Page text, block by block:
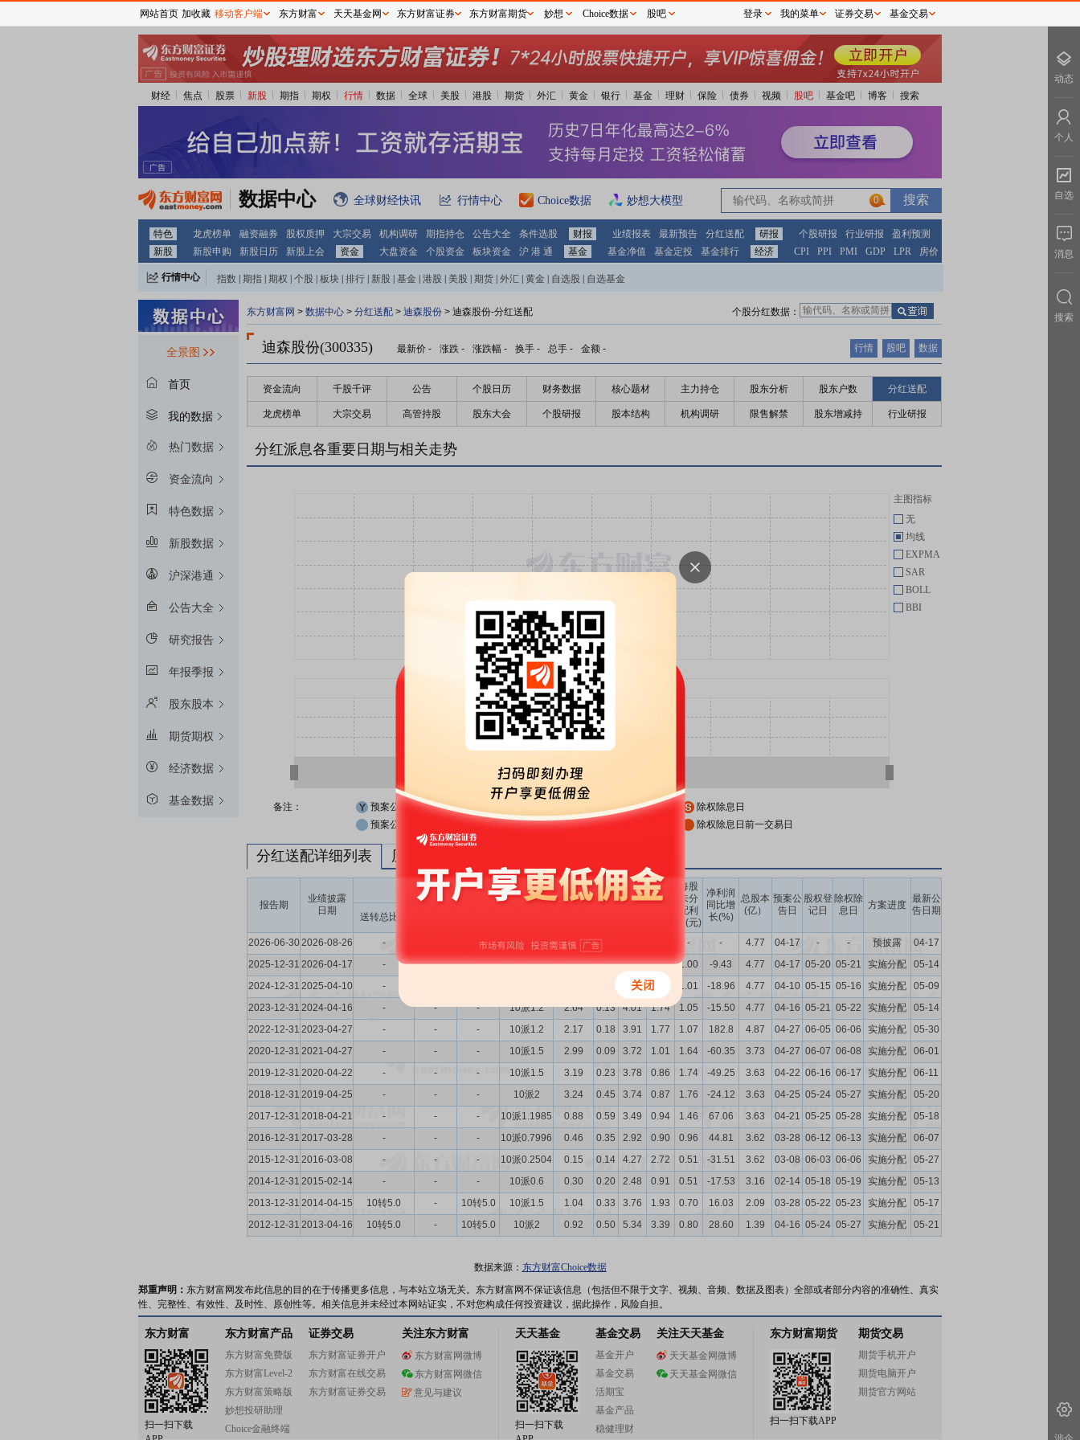
财经 焦点 股票 新股 期指 期权 行情 数据 全球 美股 港股 期货 外汇 黄金 银行 基金 理财 保险 债券 视频 股吧 基金吧 博客 搜索
数据中心 全球财经快讯 行情中心 Choice数据 妙想大模型 0
特色 龙虎榜单 融资融券 股权质押 大宗交易 机构调研 期指持仓 公告大全 条件选股 财报 业绩报表 最新预告 分红送配 研报 个股研报 行业研报
盈利预测
新股
新股申购 新股日历 新股上会 资金 大盘资金 个股资金 板块资金 沪 港 通 基金 基金净值 基金定投 基金排行 经济 CPI PPI PMI GDP LPR 房价
行情中心 指数 期指 期权 个股 板块 排行 新股 基金 港股 美股 期货 外汇 黄金 自选股 自选基金
全景图
首页
我的数据
热门数据
资金流向
特色数据
新股数据
沪深港通
公告大全
研究报告
年报季报
股东股本
期货期权
经济数据
基金数据
东方财富网 > 数据中心 > 分红送配 > 迪森股份 > 迪森股份-分红送配 个股分红数据：
迪森股份(300335) 最新价 - 涨跌 - 涨跌幅 - 换手 - 总手 - 金额 - 行情 股吧 数据
资金流向 千股千评 公告 个股日历 财务数据 核心题材 主力持仓 股东分析 股东户数 分红送配
龙虎榜单 大宗交易 高管持股 股东大会 个股研报 股本结构 机构调研 限售解禁 股东增减持 行业研报
分红派息各重要日期与相关走势
主图指标
无
均线
EXPMA
SAR
BOLL
BBI
备注： 预案公布日
除权除息日
预案公布日前一交易日
股权登记日前一交易日 除权除息日前一交易日
分红送配详细列表 历次分红派息与涨跌幅表现
报告期
业绩披露
日期
送转股份 现金分红
每股
收益
每股
净资
每股
每股
未分
配利
润(元)
净利润
同比增
长(%)
总股本
(亿）
预案公
告日
股权登
记日
除权除
息日
方案进度
最新公
告日期
送转总比例
2026-06-302026-08-26 - - - - - 4.77 04-17 - - 预披露
04-17
2025-12-31 2026-04-17 - - - 10派1 1.52 0.09 4.01 1.77 1.00 -9.43 4.77 04-17 05-20 05-21 实施分配
05-14
2024-12-31 2025-04-10 - 0.10 4.03 1.77 1.01 -18.96 4.77 04-10 05-15 05-16 实施分配
05-09
2023-12-31 2024-04-16 - - - 10派1.2 2.64 0.13 4.01 1.74 1.05 -15.50 4.77 04-16 05-21 05-22 实施分配
05-14
2022-12-31 2023-04-27 - - - 10派1.2 2.17 0.18 3.91 1.77 1.07 182.8 4.87 04-27 06-05 06-06 实施分配
05-30
2020-12-31 2021-04-27 - - - 10派1.5 2.99 0.09 3.72 1.01 1.64 -60.35 3.73 04-27 06-07 06-08 实施分配
06-01
2019-12-31 2020-04-22 - - - 10派1.5 3.19 0.23 3.78 0.86 1.74 -49.25 3.63 04-22 06-16 06-17 实施分配
06-11
2018-12-31 2019-04-25 - - - 10派2 3.24 0.45 3.74 0.87 1.76 -24.12 3.63 04-25 05-24 05-27 实施分配
05-20
2017-12-31 2018-04-21 - - - 10派1.1985 0.88 0.59 3.49 0.94 1.46 67.06 3.63 04-21 05-25 05-28 实施分配
05-18
2016-12-31 2017-03-28 - - - 10派0.7996 0.46 0.35 2.92 0.90 0.96 44.81 3.62 03-28 06-12 06-13 实施分配
06-07
2015-12-31 2016-03-08 - - - 10派0.2504 0.15 0.14 4.27 2.72 0.51 -31.51 3.62 03-08 06-03 06-06 实施分配
05-27
2014-12-31 2015-02-14 - - - 10派0.6 0.30 0.20 2.48 0.91 0.51 -17.53 3.16 02-14 05-18 05-19 实施分配
05-13
2013-12-31 2014-04-15 10转5.0 - 10转5.0 10派1.5 1.04 0.33 3.76 1.93 0.70 16.03 2.09 03-28 05-22 05-23 实施分配
05-17
2012-12-31 2013-04-16 10转5.0 - 10转5.0 10派2 0.92 0.50 5.34 3.39 0.80 28.60 1.39 04-16 05-24 05-27 实施分配 05-21
数据来源： 东方财富Choice数据
郑重声明： 东方财富网发布此信息的目的在于传播更多信息，与本站立场无关。东方财富网不保证该信息（包括但不限于文字、视频、音频、数据及图表）全部或者部分内容的准确性、真实
性、完整性、有效性、及时性、原创性等。相关信息并未经过本网站证实，不对您构成任何投资建议，据此操作，风险自担。
东方财富
扫一扫下载
东方财富产品
东方财富免费版
东方财富Level-2
东方财富策略版
妙想投研助理
Choice金融终端
证券交易
东方财富证券开户
东方财富在线交易
东方财富证券交易
关注东方财富
东方财富网微博
东方财富网微信
意见与建议
天天基金
扫一扫下载
基金交易
基金开户
基金交易
活期宝
基金产品
稳健理财
关注天天基金
天天基金网微博
天天基金网微信
东方财富期货
扫一扫下载APP
期货交易
期货手机开户
期货电脑开户
期货官方网站
网站首页 加收藏 移动客户端 东方财富 天天基金网 东方财富证券 东方财富期货 妙想 Choice数据 股吧 登录 我的菜单 证券交易 基金交易
动态
个人
自选
消息
搜索